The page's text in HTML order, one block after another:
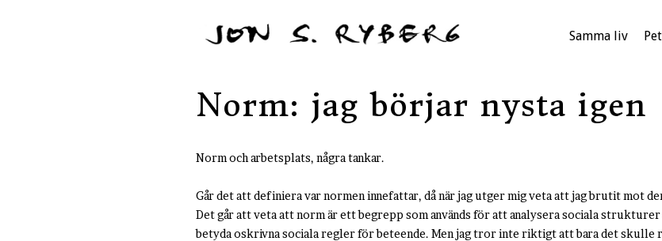
Samma liv
Norm: jag börjar nysta igen
Norm och arbetsplats, några tankar.
Går det att definiera var normen innefattar, då när jag utger mig veta att jag brutit mot
Det går att veta att norm är ett begrepp som används för att analysera sociala
betyda oskrivna sociala regler för beteende. Men jag tror inte riktigt att bara det skulle